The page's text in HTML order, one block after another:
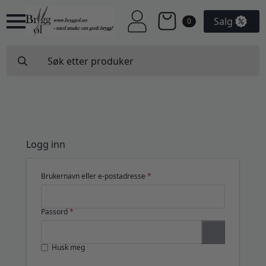
0 Salg
for:
Logg inn
Brukernavn eller e-postadresse *
Passord *
Husk meg